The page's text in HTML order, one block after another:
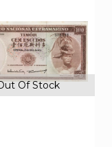
Of Stock